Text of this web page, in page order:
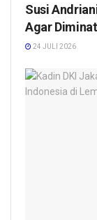
Susi
Agar
24 JULI 2026